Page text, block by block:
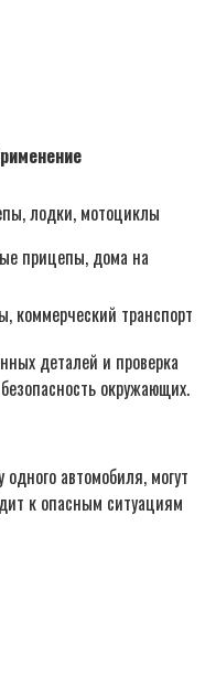
лодки, мотоциклы
прицепы, дома на
коммерческий транспорт
деталей и проверка
окружающих.
автомобиля, могут
к опасным ситуациям